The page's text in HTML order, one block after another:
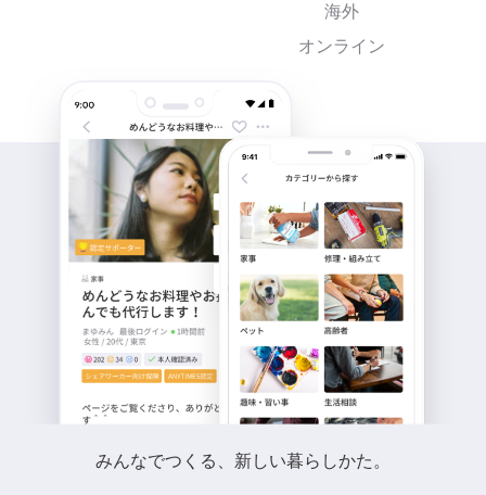
海外
オンライン
みんなでつくる、新しい暮らしかた。